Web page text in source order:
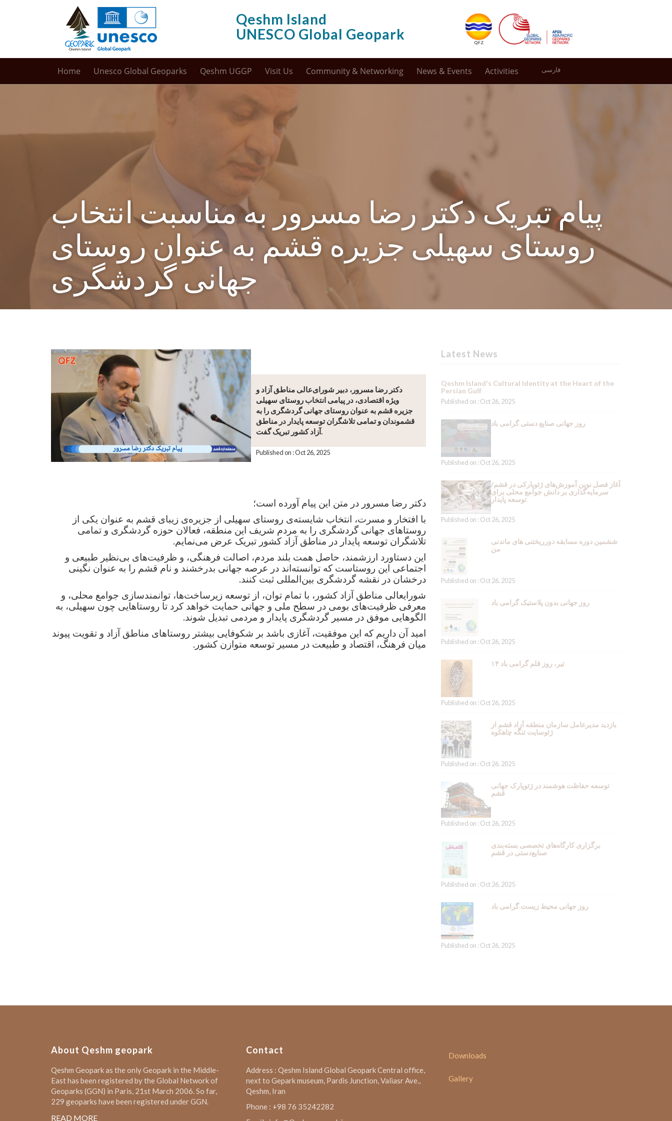
Qeshm Island
UNESCO Global Geopark
Home Unesco Global Geoparks Qeshm UGGP Visit Us Community & Networking News & Events Activities فارسی
پیام تبریک دکتر رضا مسرور به مناسبت انتخاب
روستای سهیلی جزیره قشم به عنوان روستای
جهانی گردشگری
دکتر رضا مسرور، دبیر شورای‌عالی مناطق آزاد و
ویژه اقتصادی، در پیامی انتخاب روستای سهیلی
جزیره قشم به عنوان روستای جهانی گردشگری را به
قشموندان و تمامی تلاشگران توسعه پایدار در مناطق
آزاد کشور تبریک گفت.
Published on : Oct 26, 2025
دکتر رضا مسرور در متن این پیام آورده است؛
با افتخار و مسرت، انتخاب شایسته‌ی روستای سهیلی از جزیره‌ی زیبای قشم به عنوان یکی از
روستاهای جهانی گردشگری را به مردم شریف این منطقه، فعالان حوزه گردشگری و تمامی
تلاشگران توسعه پایدار در مناطق آزاد کشور تبریک عرض می‌نمایم.
این دستاورد ارزشمند، حاصل همت بلند مردم، اصالت فرهنگی، و ظرفیت‌های بی‌نظیر طبیعی و
اجتماعی این روستاست که توانسته‌اند در عرصه جهانی بدرخشند و نام قشم را به عنوان نگینی
درخشان در نقشه گردشگری بین‌المللی ثبت کنند.
شورایعالی مناطق آزاد کشور، با تمام توان، از توسعه زیرساخت‌ها، توانمندسازی جوامع محلی، و
معرفی ظرفیت‌های بومی در سطح ملی و جهانی حمایت خواهد کرد تا روستاهایی چون سهیلی، به
الگوهایی موفق در مسیر گردشگری پایدار و مردمی تبدیل شوند.
امید آن داریم که این موفقیت، آغازی باشد بر شکوفایی بیشتر روستاهای مناطق آزاد و تقویت پیوند
میان فرهنگ، اقتصاد و طبیعت در مسیر توسعه متوازن کشور .
Latest News
Qeshm Island's Cultural Identity at the Heart of the
Persian Gulf
Published on : Oct 26, 2025
روز جهانی صنایع دستی گرامی باد
Published on : Oct 26, 2025
آغاز فصل نوین آموزش‌های ژئوپارکی در قشم/
سرمایه‌گذاری بر دانش جوامع محلی برای
توسعه پایدار
Published on : Oct 26, 2025
ششمین دوره مسابقه دورریختنی های ماندنی
من
Published on : Oct 26, 2025
روز جهانی بدون پلاستیک گرامی باد
Published on : Oct 26, 2025
۱۴ تیر، روز قلم گرامی باد
Published on : Oct 26, 2025
بازدید مدیرعامل سازمان منطقه آزاد قشم از
ژئوسایت تنگه چاهکوه
Published on : Oct 26, 2025
توسعه حفاظت هوشمند در ژئوپارک جهانی
قشم
Published on : Oct 26, 2025
برگزاری کارگاه‌های تخصصی بسته‌بندی
صنایع‌دستی در قشم
Published on : Oct 26, 2025
روز جهانی محیط زیست گرامی باد
Published on : Oct 26, 2025
About Qeshm geopark
Qeshm Geopark as the only Geopark in the Middle-
East has been registered by the Global Network of
Geoparks (GGN) in Paris, 21st March 2006. So far,
229 geoparks have been registered under GGN.
READ MORE
Contact
Address : Qeshm Island Global Geopark Central office,
next to Gepark museum, Pardis Junction, Valiasr Ave.,
Qeshm, Iran
Phone : +98 76 35242282
Downloads
Gallery